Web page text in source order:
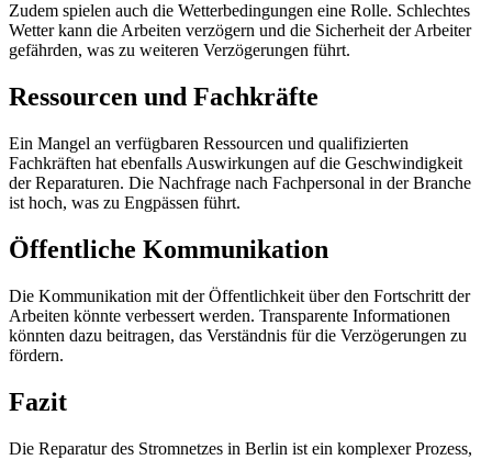
Zudem spielen auch die Wetterbedingungen eine Rolle. Schlechtes
Wetter kann die Arbeiten verzögern und die Sicherheit der Arbeiter
gefährden, was zu weiteren Verzögerungen führt.
Ressourcen und Fachkräfte
Ein Mangel an verfügbaren Ressourcen und qualifizierten
Fachkräften hat ebenfalls Auswirkungen auf die Geschwindigkeit
der Reparaturen. Die Nachfrage nach Fachpersonal in der Branche
ist hoch, was zu Engpässen führt.
Öffentliche Kommunikation
Die Kommunikation mit der Öffentlichkeit über den Fortschritt der
Arbeiten könnte verbessert werden. Transparente Informationen
könnten dazu beitragen, das Verständnis für die Verzögerungen zu
fördern.
Fazit
Die Reparatur des Stromnetzes in Berlin ist ein komplexer Prozess,